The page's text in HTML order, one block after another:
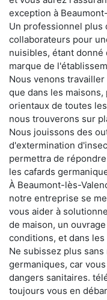
exception à
Un professionnel plus
collaborateurs pour
nuisibles, étant donné
marque de
Nous venons
que dans les
orientaux de toutes
nous trouverons sur
Nous jouissons des
d'extermination
permettra de
les cafards
À Beaumont-lès-
notre entreprise se
vous aider à
de maison, un
conditions, et dans
Ne subissez plus
germaniques, car
dangers sanitaires.
toujours vous en